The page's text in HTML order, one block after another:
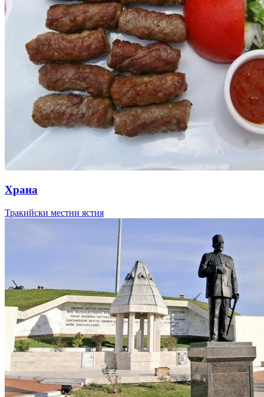
Храна
Тракийски местни ястия